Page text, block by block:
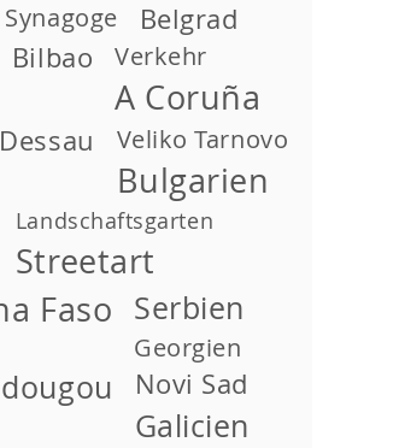
Synagoge Belgrad
Bilbao Verkehr
A Coruña
Dessau Veliko Tarnovo
Bulgarien
Landschaftsgarten
Streetart
Faso
Serbien
Georgien
Novi Sad
Galicien